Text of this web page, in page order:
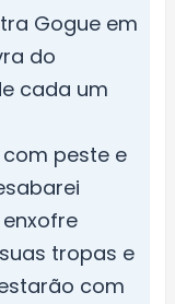
Gogue em
do
cada um
peste e
tropas e
com